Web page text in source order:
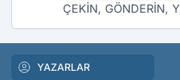
ÇEKİN, GÖNDERİN,
YAZARLAR